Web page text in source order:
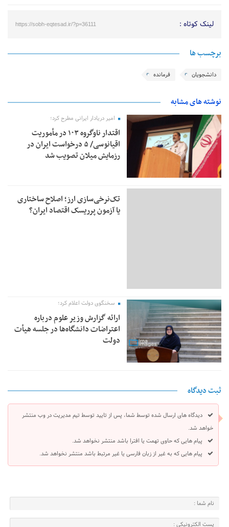
لینک کوتاه : https://sobh-eqtesad.ir/?p=36111
برچسب ها
دانشجویان فرمانده
نوشته های مشابه
امیر دریادار ایرانی مطرح کرد؛
اقتدار ناوگروه ۱۰۳ در مأموریت‌
اقیانوسی/ ۵ درخواست ایران در
رزمایش میلان تصویب شد
تک‌نرخی‌سازی ارز؛ اصلاح ساختاری
یا آزمون پرریسک اقتصاد ایران؟
سخنگوی دولت اعلام کرد؛
ارائه گزارش وزیر علوم درباره
اعتراضات دانشگاه‌ها در جلسه هیأت
دولت
ثبت دیدگاه
دیدگاه های ارسال شده توسط شما، پس از تایید توسط تیم مدیریت در وب منتشر
خواهد شد.
پیام هایی که حاوی تهمت یا افترا باشد منتشر نخواهد شد.
پیام هایی که به غیر از زبان فارسی یا غیر مرتبط باشد منتشر نخواهد شد.